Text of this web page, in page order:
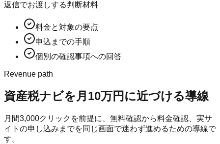
返信でお渡しする判断材料
料金と対象の要点
申込までの手順
個別の確認事項への回答
Revenue path
資産税ナビを月10万円に近づける導線
月間3,000クリックを前提に、無料確認から料金確認、実サ
イトの申し込みまでを同じ画面で迷わず進めるための導線で
す。